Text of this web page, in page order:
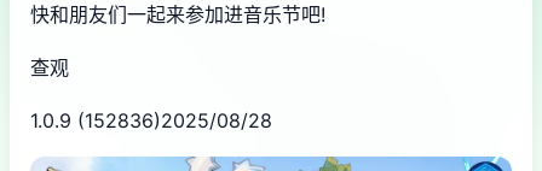
快和朋友们一起来参加进音乐节吧!
查观
1.0.9 (152836)2025/08/28